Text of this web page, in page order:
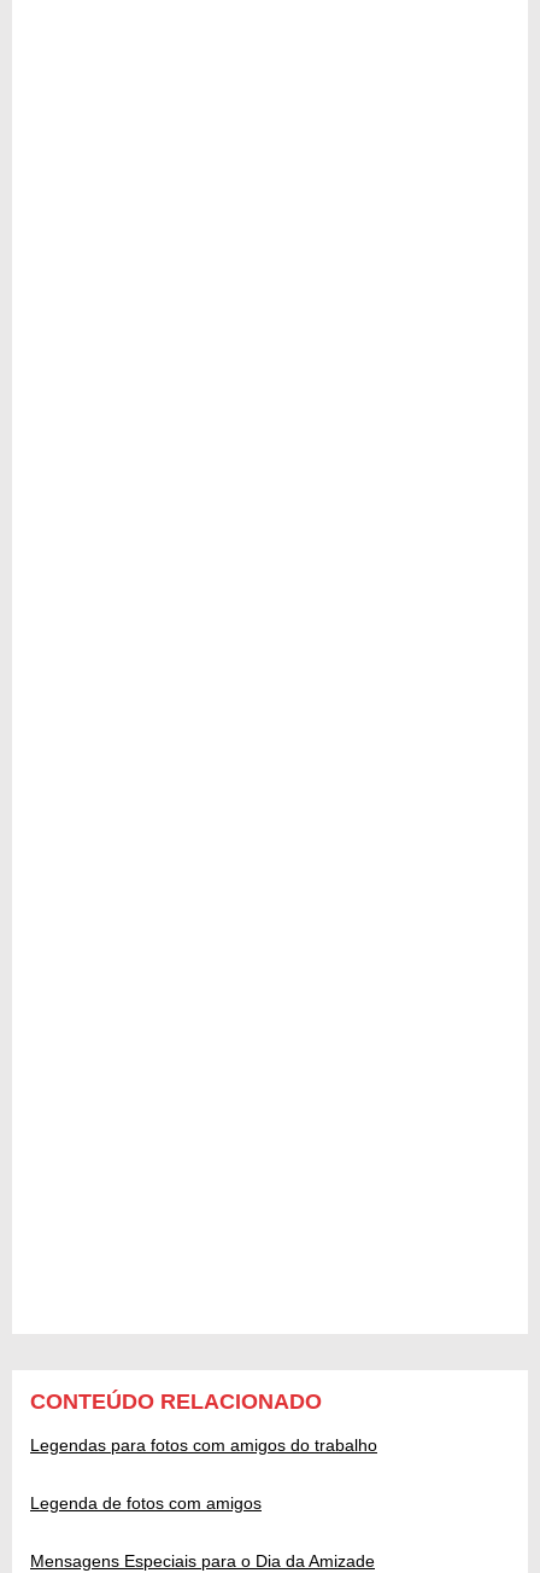
CONTEÚDO RELACIONADO
Legendas para fotos com amigos do trabalho
Legenda de fotos com amigos
Mensagens Especiais para o Dia da Amizade